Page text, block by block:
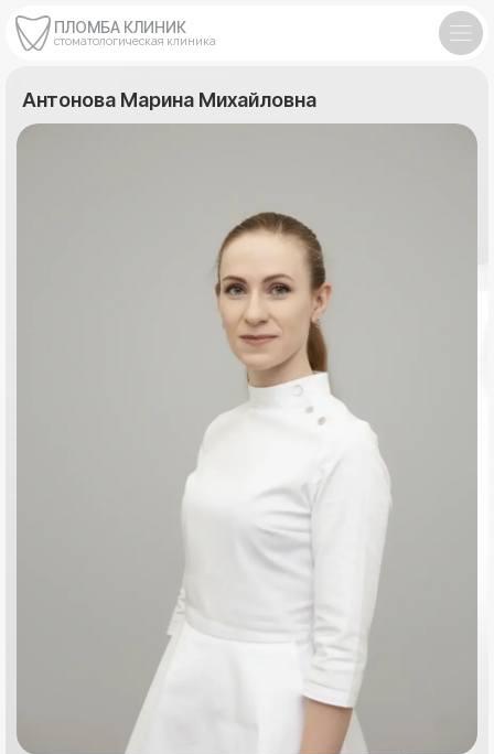
ПЛОМБА КЛИНИК
стоматологическая клиника
Антонова Марина Михайловна